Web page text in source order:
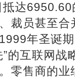
达
裁员甚至
年圣诞
的互联网战
零售商的